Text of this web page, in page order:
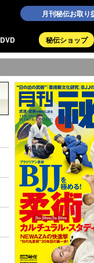
月刊秘伝お取り
秘伝ショップ
DVD